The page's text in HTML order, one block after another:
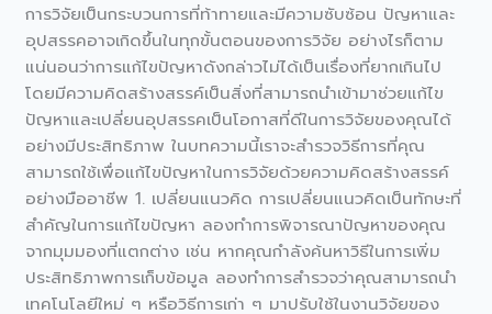
การวิจัยเป็นกระบวนการที่ท้าทายและมีความซับซ้อน ปัญหาและ
อุปสรรคอาจเกิดขึ้นในทุกขั้นตอนของการวิจัย อย่างไรก็ตาม
แน่นอนว่าการแก้ไขปัญหาดังกล่าวไม่ได้เป็นเรื่องที่ยากเกินไป
โดยมีความคิดสร้างสรรค์เป็นสิ่งที่สามารถนำเข้ามาช่วยแก้ไข
ปัญหาและเปลี่ยนอุปสรรคเป็นโอกาสที่ดีในการวิจัยของคุณได้
อย่างมีประสิทธิภาพ ในบทความนี้เราจะสำรวจวิธีการที่คุณ
สามารถใช้เพื่อแก้ไขปัญหาในการวิจัยด้วยความคิดสร้างสรรค์
อย่างมืออาชีพ 1. เปลี่ยนแนวคิด การเปลี่ยนแนวคิดเป็นทักษะที่
สำคัญในการแก้ไขปัญหา ลองทำการพิจารณาปัญหาของคุณ
จากมุมมองที่แตกต่าง เช่น หากคุณกำลังค้นหาวิธีในการเพิ่ม
ประสิทธิภาพการเก็บข้อมูล ลองทำการสำรวจว่าคุณสามารถนำ
เทคโนโลยีใหม่ ๆ หรือวิธีการเก่า ๆ มาปรับใช้ในงานวิจัยของ
ความ
คิด
สร้างสรรค์:
วิธี
เปลี่ยน
อุปสรรค
เป็น
โอกาส